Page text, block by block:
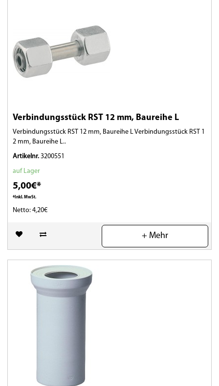
Verbindungsstück RST 12 mm, Baureihe L
Verbindungsstück RST 12 mm, Baureihe L Verbindungsstück RST 1
2 mm, Baureihe L..
Artikelnr. 3200551
auf Lager
5,00€*
*Inkl. MwSt.
Netto: 4,20€
(0)
+ Mehr